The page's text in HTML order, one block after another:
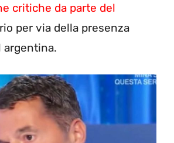
critiche da parte del
per via della presenza
argentina.